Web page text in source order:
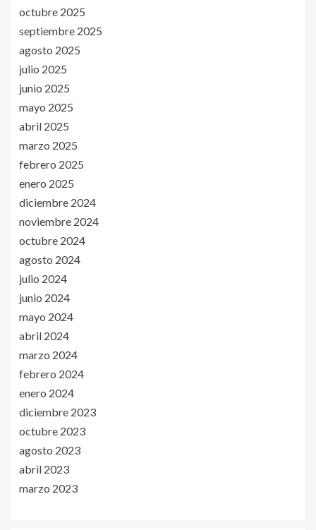
octubre 2025
septiembre 2025
agosto 2025
julio 2025
junio 2025
mayo 2025
abril 2025
marzo 2025
febrero 2025
enero 2025
diciembre 2024
noviembre 2024
octubre 2024
agosto 2024
julio 2024
junio 2024
mayo 2024
abril 2024
marzo 2024
febrero 2024
enero 2024
diciembre 2023
octubre 2023
agosto 2023
abril 2023
marzo 2023